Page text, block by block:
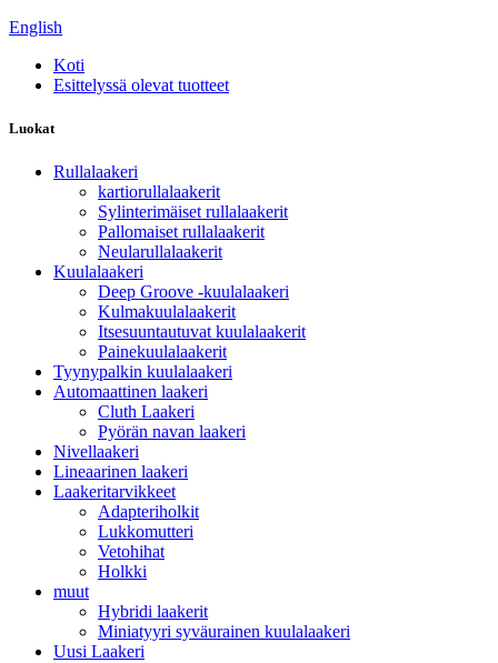
English
Koti
Esittelyssä olevat tuotteet
Luokat
Rullalaakeri
kartiorullalaakerit
Sylinterimäiset rullalaakerit
Pallomaiset rullalaakerit
Neularullalaakerit
Kuulalaakeri
Deep Groove -kuulalaakeri
Kulmakuulalaakerit
Itsesuuntautuvat kuulalaakerit
Painekuulalaakerit
Tyynypalkin kuulalaakeri
Automaattinen laakeri
Cluth Laakeri
Pyörän navan laakeri
Nivellaakeri
Lineaarinen laakeri
Laakeritarvikkeet
Adapteriholkit
Lukkomutteri
Vetohihat
Holkki
muut
Hybridi laakerit
Miniatyyri syväurainen kuulalaakeri
Uusi Laakeri